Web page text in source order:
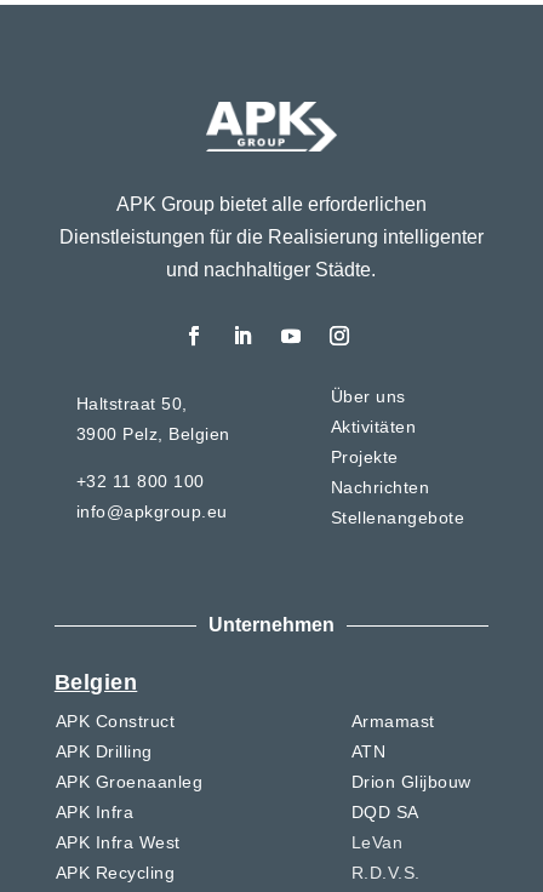
APK Group bietet alle erforderlichen
Dienstleistungen für die Realisierung intelligenter
und nachhaltiger Städte.
Haltstraat 50,
3900 Pelz, Belgien
+32 11 800 100
info@apkgroup.eu
Über uns
Aktivitäten
Projekte
Nachrichten
Stellenangebote
Unternehmen
Belgien
APK Construct
APK Drilling
APK Groenaanleg
APK Infra
APK Infra West
APK Recycling
Armamast
ATN
Drion Glijbouw
DQD SA
LeVan
R.D.V.S.